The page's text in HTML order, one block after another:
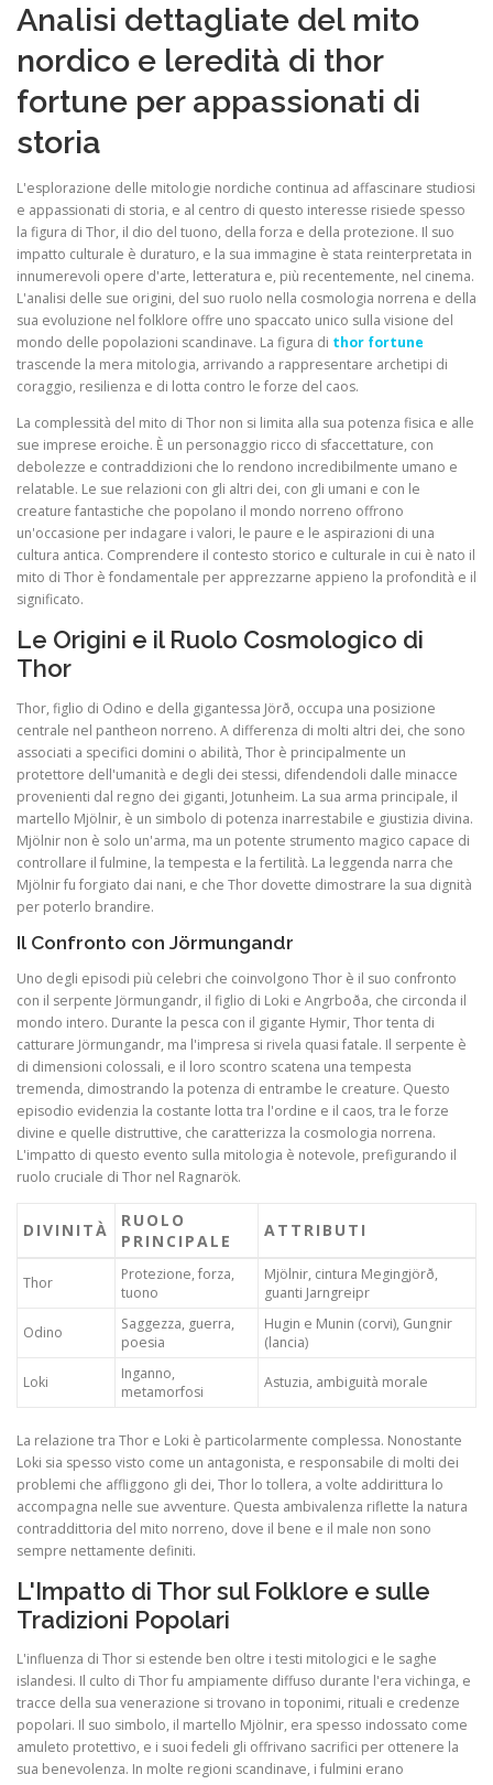
Analisi dettagliate del mito
nordico e leredità di thor
fortune per appassionati di
storia
L'esplorazione delle mitologie nordiche continua ad affascinare studiosi
e appassionati di storia, e al centro di questo interesse risiede spesso
la figura di Thor, il dio del tuono, della forza e della protezione. Il suo
impatto culturale è duraturo, e la sua immagine è stata reinterpretata in
innumerevoli opere d'arte, letteratura e, più recentemente, nel cinema.
L'analisi delle sue origini, del suo ruolo nella cosmologia norrena e della
sua evoluzione nel folklore offre uno spaccato unico sulla visione del
mondo delle popolazioni scandinave. La figura di thor fortune
trascende la mera mitologia, arrivando a rappresentare archetipi di
coraggio, resilienza e di lotta contro le forze del caos.
La complessità del mito di Thor non si limita alla sua potenza fisica e alle
sue imprese eroiche. È un personaggio ricco di sfaccettature, con
debolezze e contraddizioni che lo rendono incredibilmente umano e
relatable. Le sue relazioni con gli altri dei, con gli umani e con le
creature fantastiche che popolano il mondo norreno offrono
un'occasione per indagare i valori, le paure e le aspirazioni di una
cultura antica. Comprendere il contesto storico e culturale in cui è nato il
mito di Thor è fondamentale per apprezzarne appieno la profondità e il
significato.
Le Origini e il Ruolo Cosmologico di
Thor
Thor, figlio di Odino e della gigantessa Jörð, occupa una posizione
centrale nel pantheon norreno. A differenza di molti altri dei, che sono
associati a specifici domini o abilità, Thor è principalmente un
protettore dell'umanità e degli dei stessi, difendendoli dalle minacce
provenienti dal regno dei giganti, Jotunheim. La sua arma principale, il
martello Mjölnir, è un simbolo di potenza inarrestabile e giustizia divina.
Mjölnir non è solo un'arma, ma un potente strumento magico capace di
controllare il fulmine, la tempesta e la fertilità. La leggenda narra che
Mjölnir fu forgiato dai nani, e che Thor dovette dimostrare la sua dignità
per poterlo brandire.
Il Confronto con Jörmungandr
Uno degli episodi più celebri che coinvolgono Thor è il suo confronto
con il serpente Jörmungandr, il figlio di Loki e Angrboða, che circonda il
mondo intero. Durante la pesca con il gigante Hymir, Thor tenta di
catturare Jörmungandr, ma l'impresa si rivela quasi fatale. Il serpente è
di dimensioni colossali, e il loro scontro scatena una tempesta
tremenda, dimostrando la potenza di entrambe le creature. Questo
episodio evidenzia la costante lotta tra l'ordine e il caos, tra le forze
divine e quelle distruttive, che caratterizza la cosmologia norrena.
L'impatto di questo evento sulla mitologia è notevole, prefigurando il
ruolo cruciale di Thor nel Ragnarök.
DIVINITÀ
RUOLO
PRINCIPALE
ATTRIBUTI
Thor
Protezione, forza,
tuono
Mjölnir, cintura Megingjörð,
guanti Jarngreipr
Odino
Saggezza, guerra,
poesia
Hugin e Munin (corvi), Gungnir
(lancia)
Loki
Inganno,
metamorfosi
Astuzia, ambiguità morale
La relazione tra Thor e Loki è particolarmente complessa. Nonostante
Loki sia spesso visto come un antagonista, e responsabile di molti dei
problemi che affliggono gli dei, Thor lo tollera, a volte addirittura lo
accompagna nelle sue avventure. Questa ambivalenza riflette la natura
contraddittoria del mito norreno, dove il bene e il male non sono
sempre nettamente definiti.
L'Impatto di Thor sul Folklore e sulle
Tradizioni Popolari
L'influenza di Thor si estende ben oltre i testi mitologici e le saghe
islandesi. Il culto di Thor fu ampiamente diffuso durante l'era vichinga, e
tracce della sua venerazione si trovano in toponimi, rituali e credenze
popolari. Il suo simbolo, il martello Mjölnir, era spesso indossato come
amuleto protettivo, e i suoi fedeli gli offrivano sacrifici per ottenere la
sua benevolenza. In molte regioni scandinave, i fulmini erano